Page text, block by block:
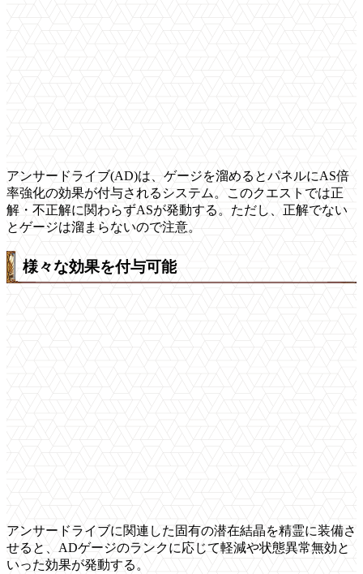
アンサードライブ(AD)は、ゲージを溜めるとパネルにAS倍
率強化の効果が付与されるシステム。このクエストでは正
解・不正解に関わらずASが発動する。ただし、正解でない
とゲージは溜まらないので注意。
様々な効果を付与可能
アンサードライブに関連した固有の潜在結晶を精霊に装備さ
せると、ADゲージのランクに応じて軽減や状態異常無効と
いった効果が発動する。